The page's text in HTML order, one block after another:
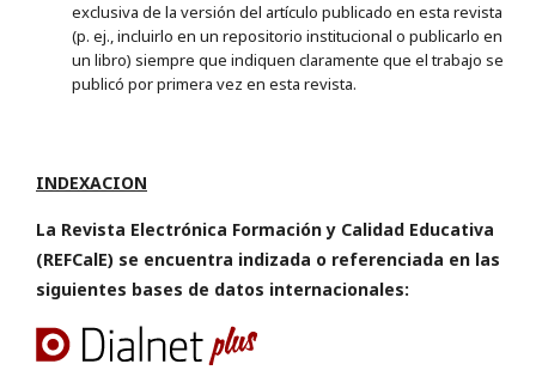
exclusiva de la versión del artículo publicado en esta revista
(p. ej., incluirlo en un repositorio institucional o publicarlo en
un libro) siempre que indiquen claramente que el trabajo se
publicó por primera vez en esta revista.
INDEXACION
La Revista Electrónica Formación y Calidad Educativa
(REFCalE) se encuentra indizada o referenciada en las
siguientes bases de datos internacionales: